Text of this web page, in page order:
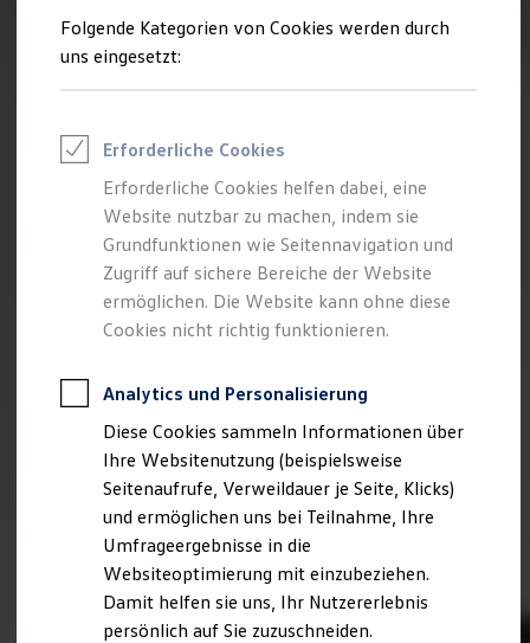
Saisonangebote
Reifenpakete
Leasing
Leasing-Angebote
Elektroauto Leasing
Kleinwagen-Leasing
Leasing ohne Anzahlung
Finanzierung
Autokredit mit Schlussrate
Versicherungen und Garantien
Kfz-Versicherung
Restschuldversicherungen
Garantien
Professional Class bei Volkswagen
Behörden
Direktkunden
Sonderfahrzeuge
Anpfiff zum Gewinn
Elektromobilität
Elektroautos
ID. Tutorials
Elektrofahrzeugkonzepte
ID. EVERY1
Reichweite
Folgende Kategorien von Cookies werden durch
uns eingesetzt:
Erforderliche Cookies
Erforderliche Cookies helfen dabei, eine
Website nutzbar zu machen, indem sie
Grundfunktionen wie Seitennavigation und
Zugriff auf sichere Bereiche der Website
ermöglichen. Die Website kann ohne diese
Cookies nicht richtig funktionieren.
Analytics und Personalisierung
Diese Cookies sammeln Informationen über
Ihre Websitenutzung (beispielsweise
Seitenaufrufe, Verweildauer je Seite, Klicks)
und ermöglichen uns bei Teilnahme, Ihre
Umfrageergebnisse in die
Websiteoptimierung mit einzubeziehen.
Damit helfen sie uns, Ihr Nutzererlebnis
persönlich auf Sie zuzuschneiden.